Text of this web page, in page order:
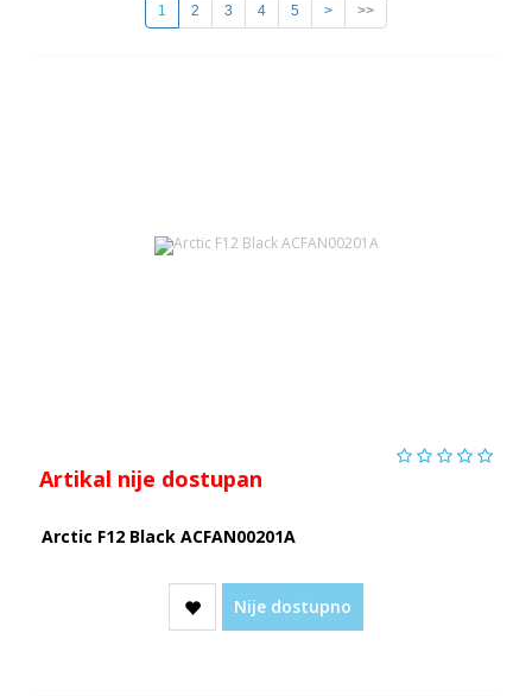
1 2 3 4 5 > >>
Artikal nije dostupan
Arctic F12 Black ACFAN00201A
Nije dostupno